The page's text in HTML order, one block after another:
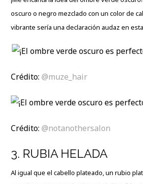
oscuro o negro mezclado con un color de
vibrante sería una declaración audaz en
Crédito:@muze_hair
Crédito:@notanothersalon
3. RUBIA HELADA
Al igual que el cabello plateado, un rubio